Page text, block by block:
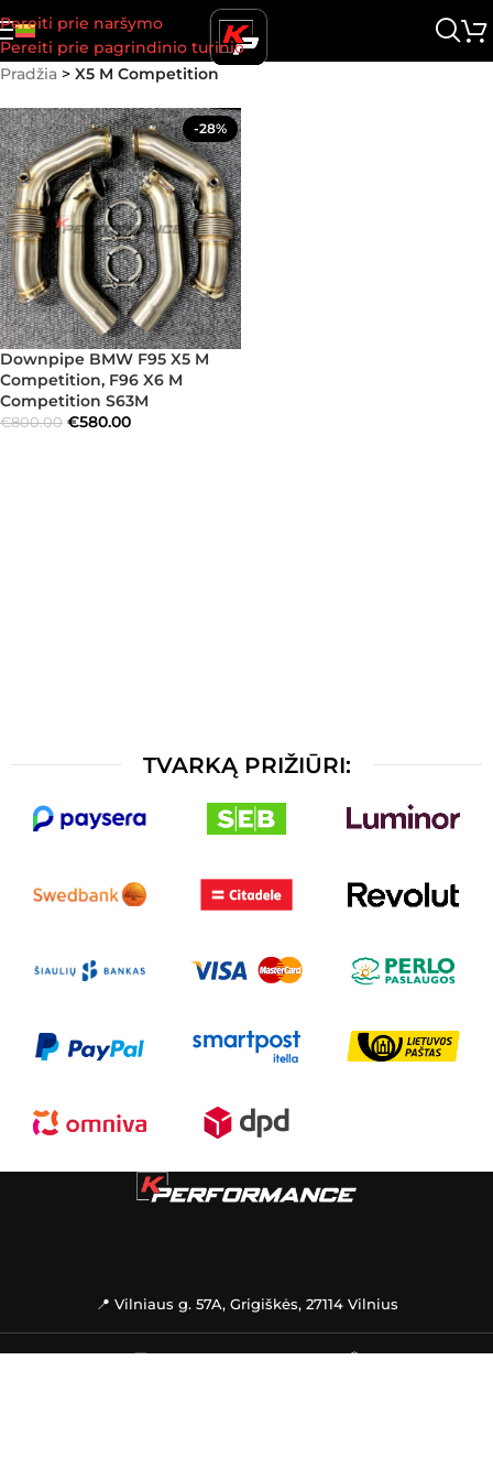
Pereiti prie naršymo
Pereiti prie pagrindinio turinio
Pradžia > X5 M Competition
-28%
Downpipe BMW F95 X5 M
Competition, F96 X6 M
Competition S63M
€800.00 €580.00
TVARKĄ PRIŽIŪRI:
📍 Vilniaus g. 57A, Grigiškės, 27114 Vilnius
🚚PREKIŲ PRISTATYMAS📦